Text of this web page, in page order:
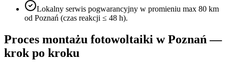
Lokalny serwis pogwarancyjny w promieniu max 80 km
od Poznań (czas reakcji ≤ 48 h).
Proces montażu fotowoltaiki wPoznań —
krok po kroku